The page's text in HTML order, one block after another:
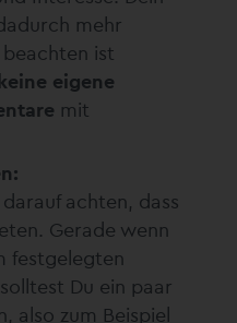
mehr
ist
eigene
mit
achten, dass
Gerade wenn
festgelegten
Du ein paar
also zum Beispiel